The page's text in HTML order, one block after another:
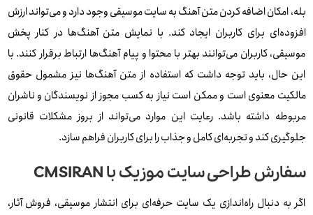
بله، امکان اضافه کردن متن آهنگ به سایت موسیقی وجود دارد و می‌تواند ارزش
افزوده‌ای برای کاربران ایجاد کند. با نمایش متن آهنگ‌ها در کنار پخش
موسیقی، کاربران می‌توانند بهتر با محتوا و پیام آهنگ‌ها ارتباط برقرار کنند. با
این حال، باید توجه داشت که استفاده از متن آهنگ‌ها نیز مشمول حقوق
مالکیت معنوی است و ممکن است نیاز به کسب مجوز از نویسندگان و ناشران
مربوطه داشته باشد. رعایت این موارد می‌تواند از بروز مشکلات قانونی
جلوگیری کند و تجربه‌ای کامل و جذاب را برای کاربران فراهم سازد.
سفارش طراحی سایت موزیک با CMSIRAN
اگر به دنبال راه‌اندازی یک سایت حرفه‌ای برای انتشار موسیقی، فروش آثار،